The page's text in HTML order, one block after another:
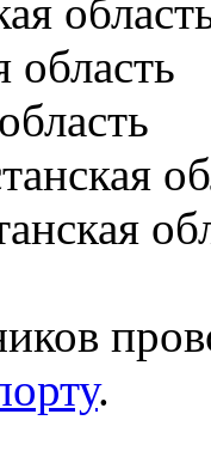
область
.